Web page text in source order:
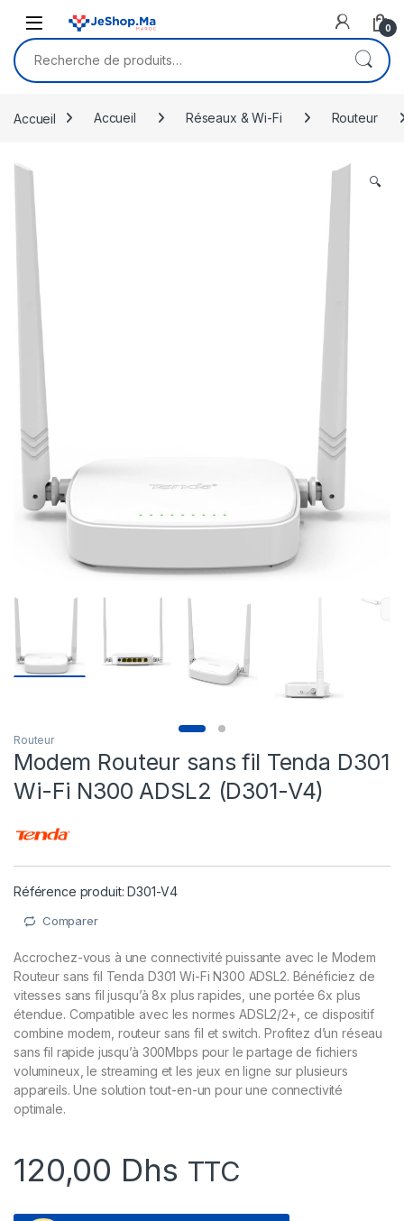
0
Recherche pour :
Accueil Accueil Réseaux & Wi-Fi Routeur
🔍
Routeur
Modem Routeur sans fil Tenda D301
Wi-Fi N300 ADSL2 (D301-V4)
Référence produit: D301-V4
Comparer
Accrochez-vous à une connectivité puissante avec le Modem
Routeur sans fil Tenda D301 Wi-Fi N300 ADSL2. Bénéficiez de
vitesses sans fil jusqu’à 8x plus rapides, une portée 6x plus
étendue. Compatible avec les normes ADSL2/2+, ce dispositif
combine modem, routeur sans fil et switch. Profitez d’un réseau
sans fil rapide jusqu’à 300Mbps pour le partage de fichiers
volumineux, le streaming et les jeux en ligne sur plusieurs
appareils. Une solution tout-en-un pour une connectivité
optimale.
120,00 Dhs TTC